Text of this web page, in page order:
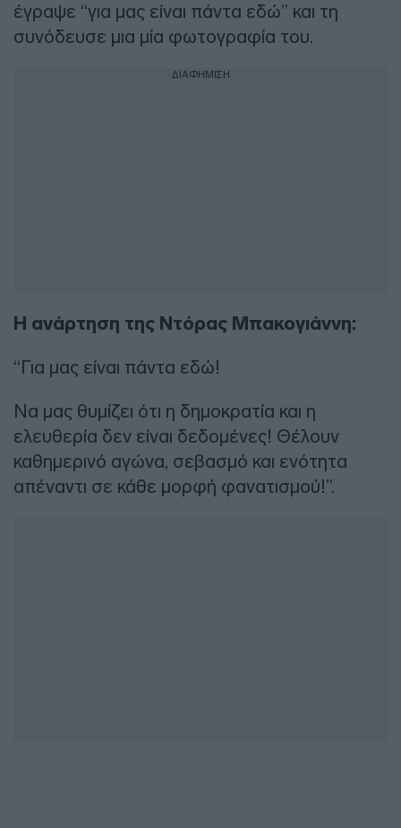
έγραψε “για μας είναι πάντα εδώ” και τη
συνόδευσε μια μία φωτογραφία του.
ΔΙΑΦΗΜΙΣΗ
Η ανάρτηση της Ντόρας Μπακογιάννη:
“Για μας είναι πάντα εδώ!
Να μας θυμίζει ότι η δημοκρατία και η
ελευθερία δεν είναι δεδομένες! Θέλουν
καθημερινό αγώνα, σεβασμό και ενότητα
απέναντι σε κάθε μορφή φανατισμού!”.